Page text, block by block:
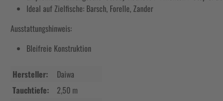
Ideal auf Zielfische: Barsch, Forelle, Zander
Ausstattungshinweis:
Bleifreie Konstruktion
Hersteller:
Daiwa
Tauchtiefe:
2,50 m